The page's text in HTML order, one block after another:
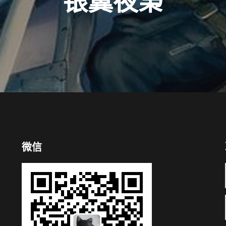
微信